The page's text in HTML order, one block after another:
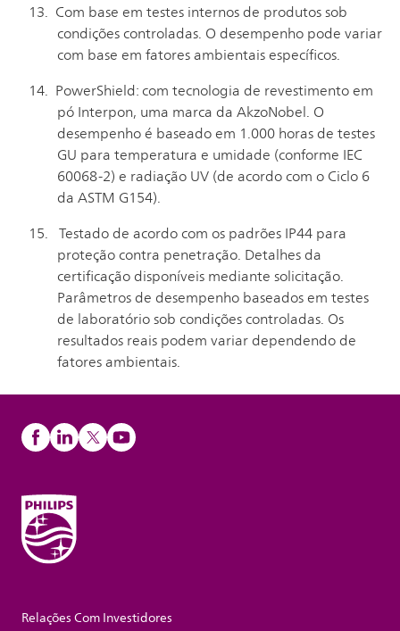
Com base em testes internos de produtos sob
condições controladas. O desempenho pode variar
com base em fatores ambientais específicos.
PowerShield: com tecnologia de revestimento em
pó Interpon, uma marca da AkzoNobel. O
desempenho é baseado em 1.000 horas de testes
GU para temperatura e umidade (conforme IEC
60068-2) e radiação UV (de acordo com o Ciclo 6
da ASTM G154).
Testado de acordo com os padrões IP44 para
proteção contra penetração. Detalhes da
certificação disponíveis mediante solicitação.
Parâmetros de desempenho baseados em testes
de laboratório sob condições controladas. Os
resultados reais podem variar dependendo de
fatores ambientais.
Relações Com Investidores